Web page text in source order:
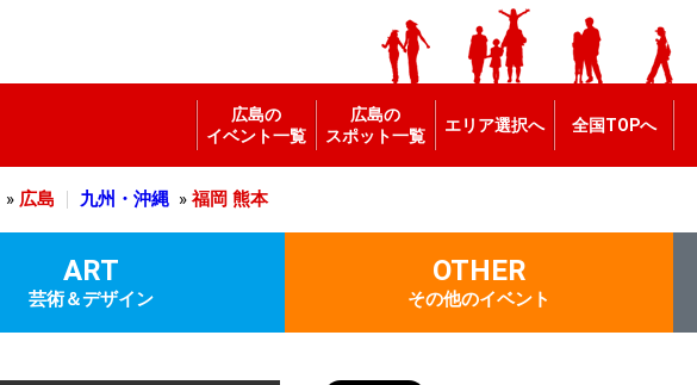
広島の
イベント一覧
広島の
スポット一覧
エリア選択へ 全国TOPへ
» 広島 九州・沖縄 » 福岡 熊本
ART
芸術＆デザイン
OTHER
その他のイベント